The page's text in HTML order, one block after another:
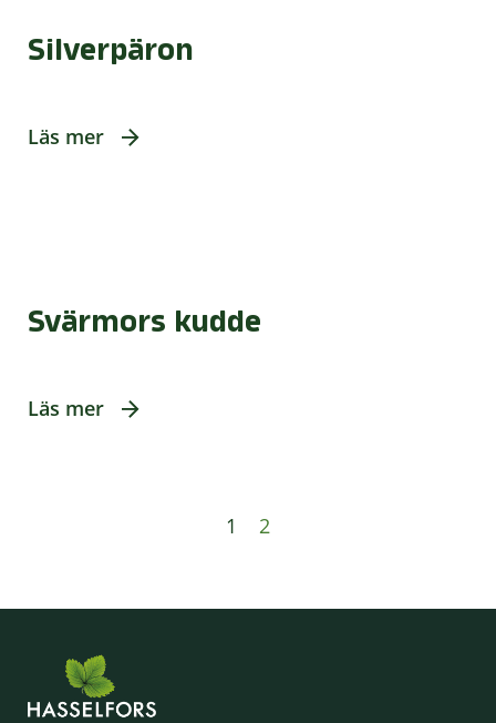
Silverpäron
Läs mer
Svärmors kudde
Läs mer
1 2